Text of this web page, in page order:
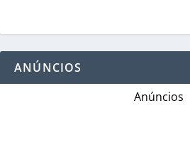
ANÚNCIOS
Anúncios